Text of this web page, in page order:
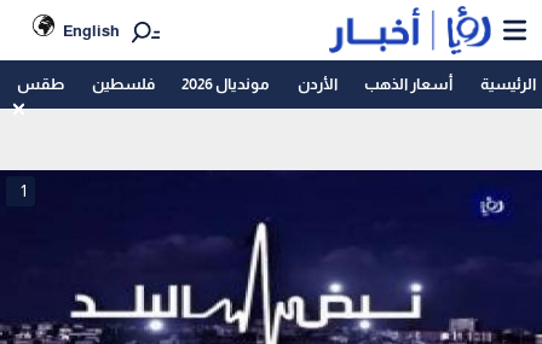
English
الرئيسية أسعار الذهب الأردن مونديال 2026 فلسطين طقس
1